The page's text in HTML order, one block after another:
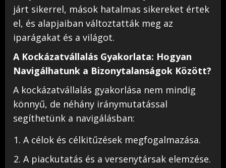
járt sikerrel, mások hatalmas sikereket értek
el, és alapjaiban változtatták meg az
iparágakat és a világot.
A Kockázatvállalás Gyakorlata: Hogyan
Navigálhatunk a Bizonytalanságok Között?
A kockázatvállalás gyakorlása nem mindig
könnyű, de néhány iránymutatással
segíthetünk a navigálásban:
A célok és célkitűzések megfogalmazása.
A piackutatás és a versenytársak elemzése.